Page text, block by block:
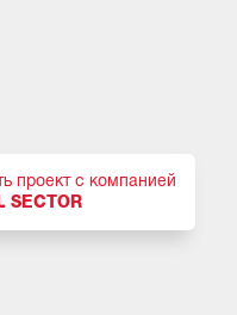
проект с компанией
SECTOR